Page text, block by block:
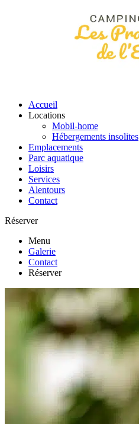
Accueil
Locations
Mobil-home
Hébergements insolites
Emplacements
Parc aquatique
Loisirs
Services
Alentours
Contact
Réserver
Menu
Galerie
Contact
Réserver